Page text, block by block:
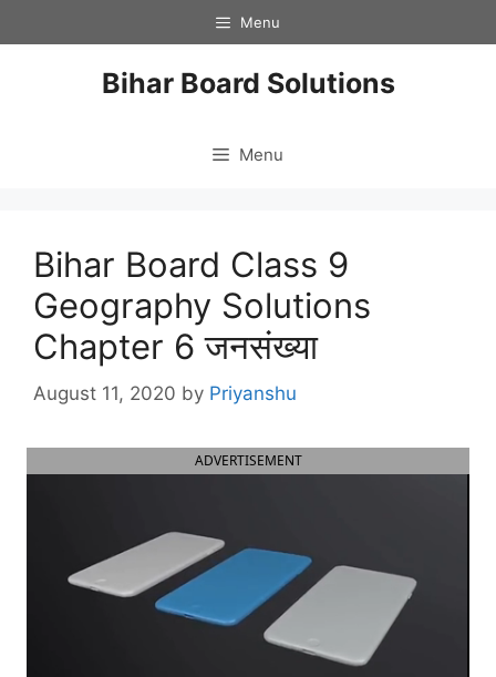
to
Menu
Bihar Board Solutions
Menu
Bihar Board Class 9
Geography Solutions
Chapter 6 जनसंख्या
August 11, 2020 by Priyanshu
ADVERTISEMENT